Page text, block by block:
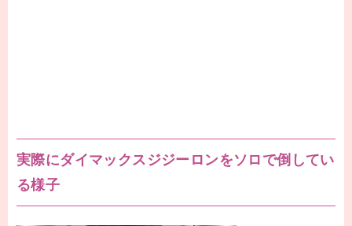
実際にダイマックスジジーロンをソロで倒してい
る様子